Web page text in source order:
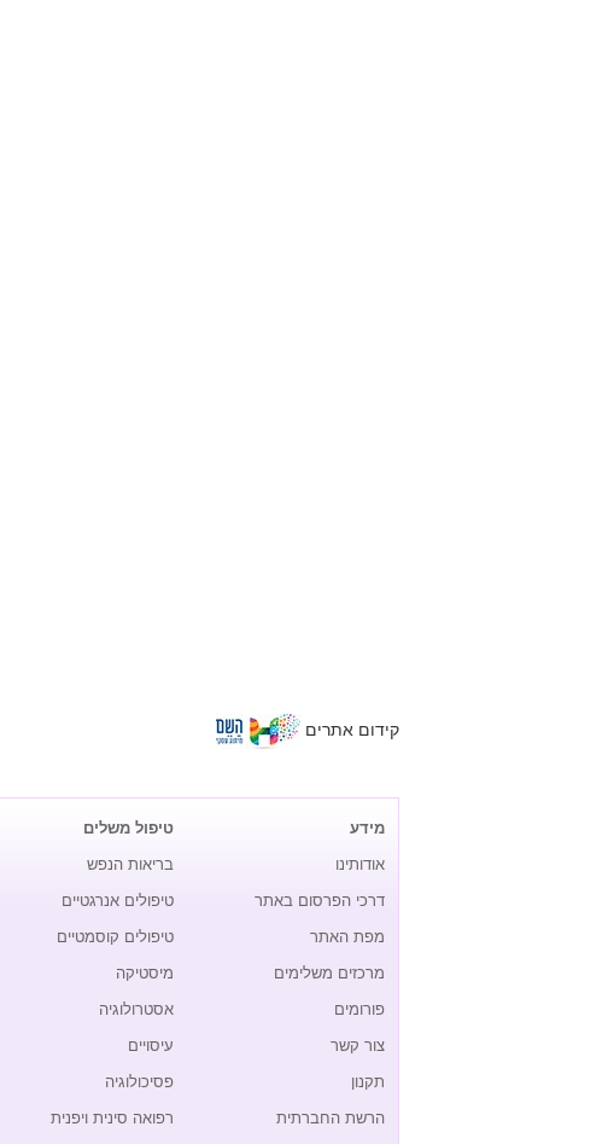
קידום אתרים
מידע
אודותינו
דרכי הפרסום באתר
מפת האתר
מרכזים משלימים
פורומים
צור קשר
תקנון
הרשת החברתית
טיפול משלים
בריאות הנפש
טיפולים אנרגטיים
טיפולים קוסמטיים
מיסטיקה
אסטרולוגיה
עיסויים
פסיכולוגיה
רפואה סינית ויפנית